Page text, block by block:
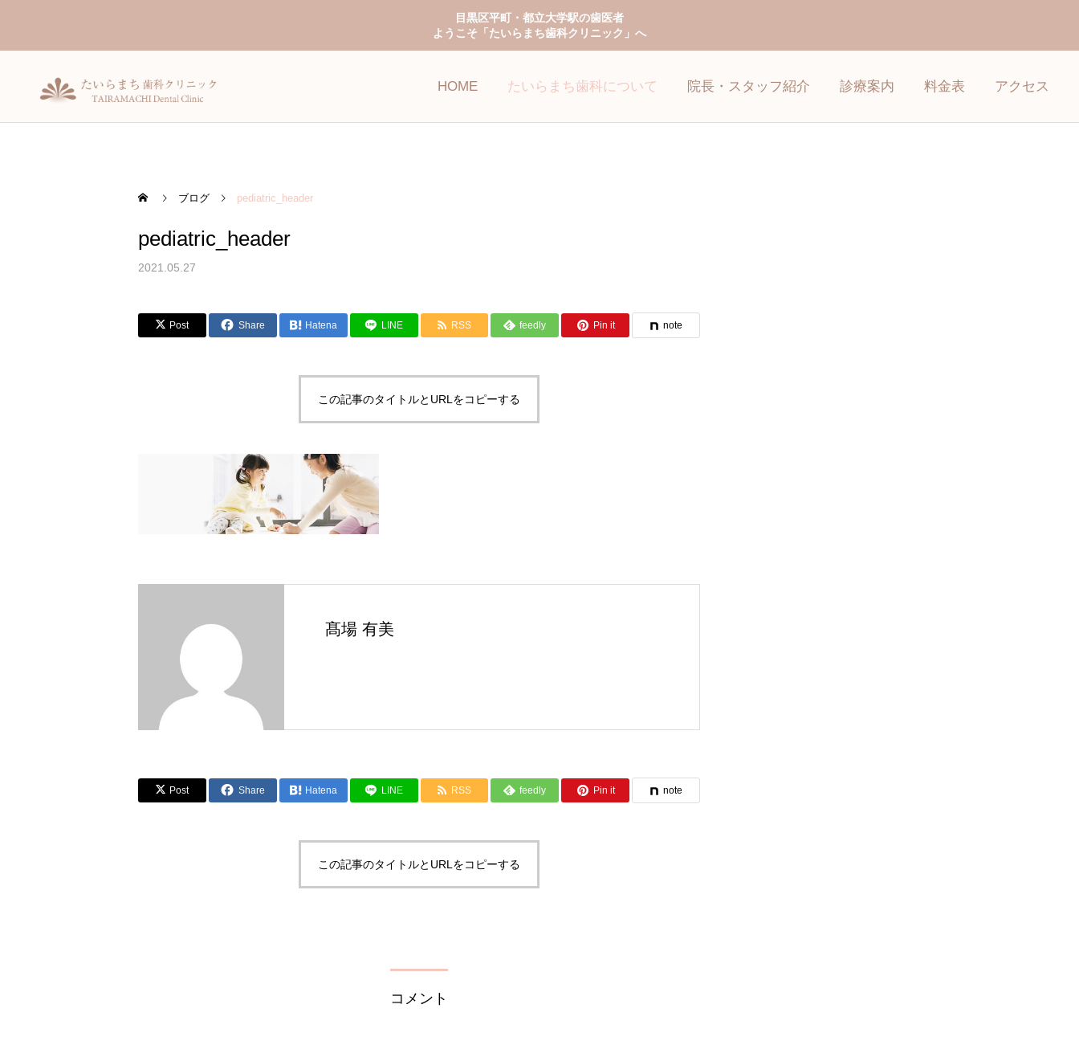
目黒区平町・都立大学駅の歯医者
ようこそ「たいらまち歯科クリニック」へ
HOME たいらまち歯科について 院長・スタッフ紹介 診療案内 料金表 アクセス
一般歯科
入れ歯（義歯） ホワイトニング 審美歯科
ブログ pediatric_header
pediatric_header
2021.05.27
Post Share Hatena LINE RSS feedly Pin it note
この記事のタイトルとURLをコピーする
髙場 有美
Post Share Hatena LINE RSS feedly Pin it note
この記事のタイトルとURLをコピーする
コメント